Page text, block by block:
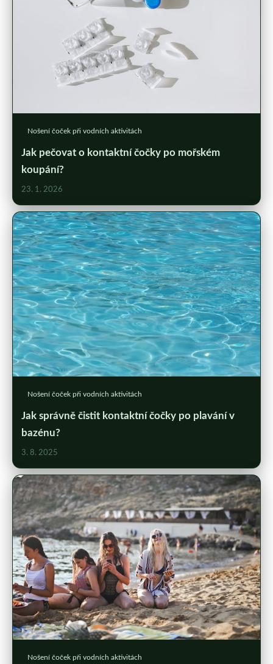
Nošení čoček při vodních aktivitách
Jak pečovat o kontaktní čočky po mořském
koupání?
23. 1. 2026
Nošení čoček při vodních aktivitách
Jak správně čistit kontaktní čočky po plavání v
bazénu?
3. 8. 2025
Nošení čoček při vodních aktivitách